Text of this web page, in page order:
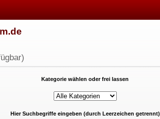
Kategorie wählen oder frei lassen
Hier Suchbegriffe eingeben (durch Leerzeichen getrennt)